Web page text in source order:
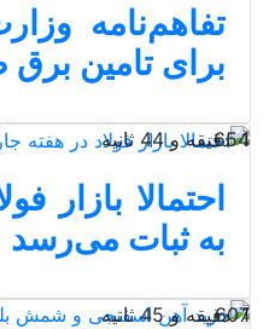
تفاهم‌نامه‌
برای تامین برق
1 دقیقه و 44 ثانیه
654
احتمالا بازار
به ثبات می‌رسد
1 دقیقه و 45 ثانیه
607